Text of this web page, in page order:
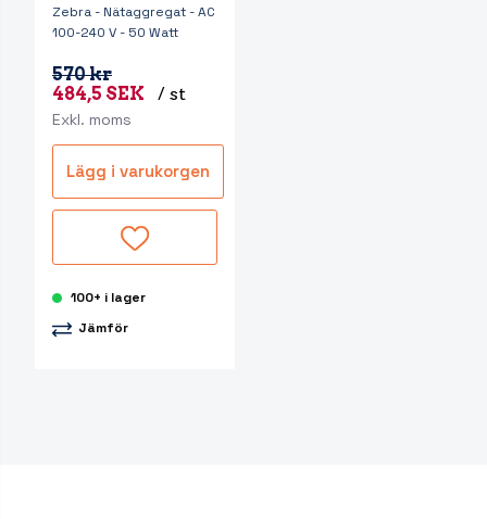
Zebra - Nätaggregat - AC
100-240 V - 50 Watt
570 kr
484,5 SEK
/ st
Exkl. moms
Lägg i varukorgen
100+ i lager
Jämför